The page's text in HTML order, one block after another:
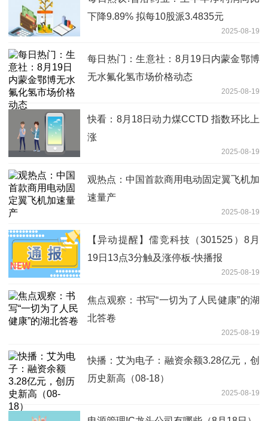
下降9.89% 拟每10股派3.4835元
2025-08-19
每日热门：生意社：8月19日内蒙金鄂博
无水氟化氢市场价格动态
2025-08-19
快看：8月18日动力煤CCTD 指数环比上
涨
2025-08-19
观热点：中国首款商用电动固定翼飞机加
速量产
2025-08-19
【异动提醒】儒竞科技（301525）8月
19日13点3分触及涨停板-快播报
2025-08-19
焦点观察：书写“一切为了人民健康”的湖
北答卷
2025-08-19
快播：艾为电子：融资余额3.28亿元，创
历史新高（08-18）
2025-08-19